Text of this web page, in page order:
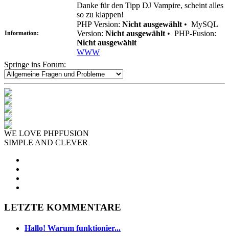
Danke für den Tipp DJ Vampire, scheint alles
so zu klappen!
Information:
PHP Version: Nicht ausgewählt • MySQL
Version: Nicht ausgewählt • PHP-Fusion:
Nicht ausgewählt
WWW
Springe ins Forum:
WE LOVE PHPFUSION
SIMPLE AND CLEVER
LETZTE KOMMENTARE
Hallo! Warum funktionier...